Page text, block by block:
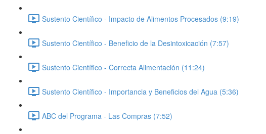
Sustento Científico - Impacto de Alimentos Procesados (9:19)
Sustento Científico - Beneficio de la Desintoxicación (7:57)
Sustento Científico - Correcta Alimentación (11:24)
Sustento Científico - Importancia y Beneficios del Agua (5:36)
ABC del Programa - Las Compras (7:52)